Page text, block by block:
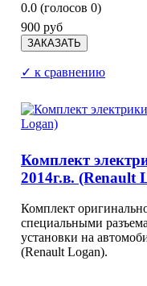
0.0 (голосов 0)
900 руб
✓ к сравнению
Комплект
2014г.в. (Renault
Комплект
специальными
установки на
(Renault Logan).